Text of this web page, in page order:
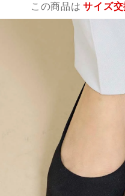
この商品はサイズ